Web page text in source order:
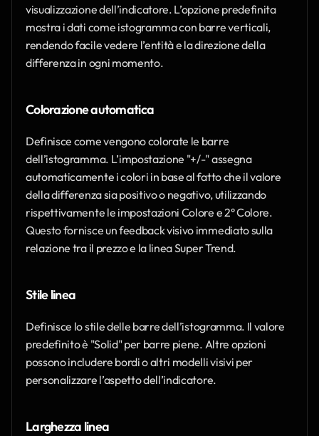
visualizzazione dell’indicatore. L’opzione predefinita
mostra i dati come istogramma con barre verticali,
rendendo facile vedere l’entità e la direzione della
differenza in ogni momento.
Colorazione automatica
Definisce come vengono colorate le barre
dell’istogramma. L’impostazione "+/-" assegna
automaticamente i colori in base al fatto che il valore
della differenza sia positivo o negativo, utilizzando
rispettivamente le impostazioni Colore e 2° Colore.
Questo fornisce un feedback visivo immediato sulla
relazione tra il prezzo e la linea Super Trend.
Stile linea
Definisce lo stile delle barre dell’istogramma. Il valore
predefinito è "Solid" per barre piene. Altre opzioni
possono includere bordi o altri modelli visivi per
personalizzare l’aspetto dell’indicatore.
Larghezza linea